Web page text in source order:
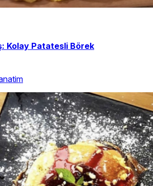
Kolay Patatesli Börek